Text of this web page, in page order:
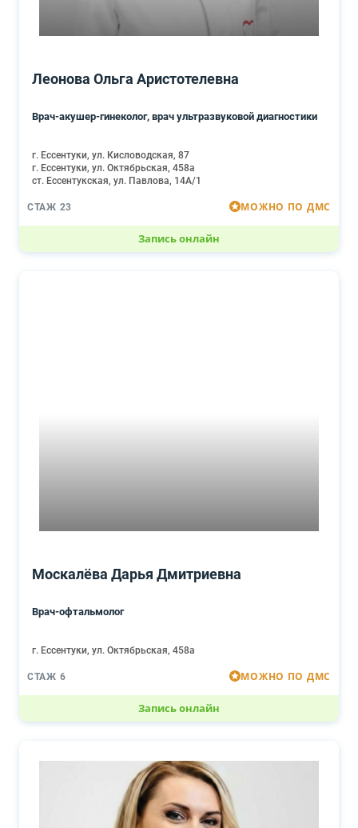
Леонова Ольга Аристотелевна
Врач-акушер-гинеколог, врач ультразвуковой диагностики
г. Ессентуки, ул. Кисловодская, 87
г. Ессентуки, ул. Октябрьская, 458а
ст. Ессентукская, ул. Павлова, 14А/1
СТАЖ 23 МОЖНО ПО ДМС
Запись онлайн
Москалёва Дарья Дмитриевна
Врач-офтальмолог
г. Ессентуки, ул. Октябрьская, 458а
СТАЖ 6 МОЖНО ПО ДМС
Запись онлайн